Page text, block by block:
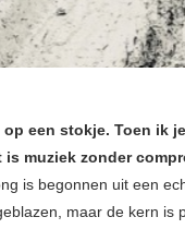
een stokje. Toen ik
is muziek zonder
is begonnen uit een
maar de kern is